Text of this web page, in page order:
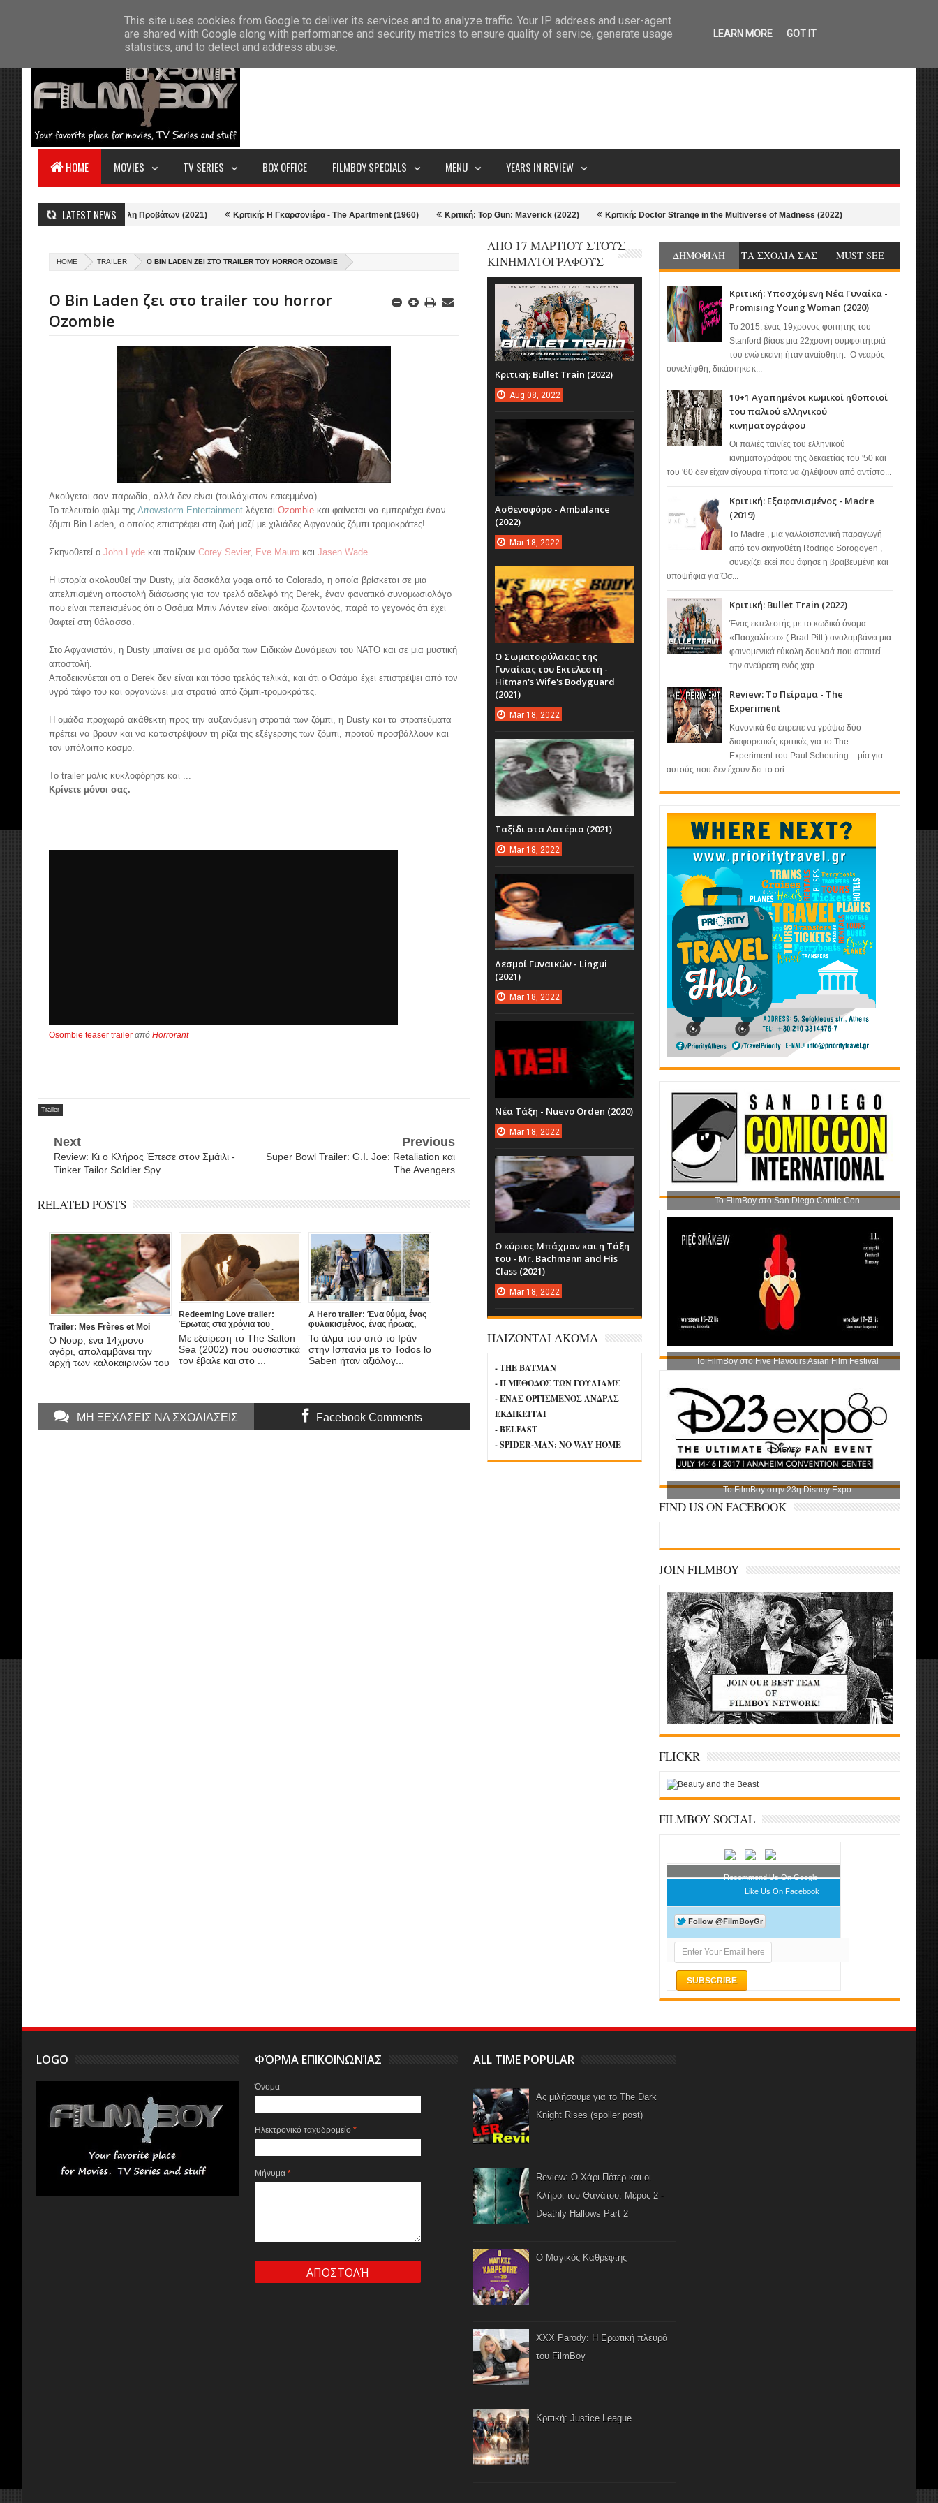
HOME ABOUT US CONTACT SITEMAP
HOME MOVIES TV SERIES BOX OFFICE FILMBOY SPECIALS MENU YEARS IN REVIEW
LATEST NEWS
Κριτική: Αγέλη Προβάτων (2021) Κριτική: Η Γκαρσονιέρα - The Apartment (1960) Κριτική: Top Gun: Maverick (2022) Κριτική: Doctor Strange in the Multiverse of Madness (2022) Κριτική: Ο Άνθρωπος
HOME TRAILER Ο BIN LADEN ΖΕΙ ΣΤΟ TRAILER ΤΟΥ HORROR OZOMBIE
Ο Bin Laden ζει στο trailer του horror
Ozombie
Ακούγεται σαν παρωδία, αλλά δεν είναι (τουλάχιστον εσκεμμένα).
Το τελευταίο φιλμ της Arrowstorm Entertainment λέγεται Ozombie και φαίνεται να εμπεριέχει έναν
ζόμπι Bin Laden, ο οποίος επιστρέφει στη ζωή μαζί με χιλιάδες Αφγανούς ζόμπι τρομοκράτες!
Σκηνοθετεί ο John Lyde και παίζουν Corey Sevier, Eve Mauro και Jasen Wade.
Η ιστορία ακολουθεί την Dusty, μία δασκάλα yoga από το Colorado, η οποία βρίσκεται σε μια
απελπισμένη αποστολή διάσωσης για τον τρελό αδελφό της Derek, έναν φανατικό συνομωσιολόγο
που είναι πεπεισμένος ότι ο Οσάμα Μπιν Λάντεν είναι ακόμα ζωντανός, παρά το γεγονός ότι έχει
θαφτεί στη θάλασσα.
Στο Αφγανιστάν, η Dusty μπαίνει σε μια ομάδα των Ειδικών Δυνάμεων του ΝΑΤΟ και σε μια μυστική
αποστολή.
Αποδεικνύεται οτι ο Derek δεν είναι και τόσο τρελός τελικά, και ότι ο Οσάμα έχει επιστρέψει από τον
υγρό τάφο του και οργανώνει μια στρατιά από ζόμπι-τρομοκράτες.
Η ομάδα προχωρά ακάθεκτη προς την αυξανόμενη στρατιά των ζόμπι, η Dusty και τα στρατεύματα
πρέπει να βρουν και να καταστρέψουν τη ρίζα της εξέγερσης των ζόμπι, προτού προσβάλλουν και
τον υπόλοιπο κόσμο.
Το trailer μόλις κυκλοφόρησε και ...
Κρίνετε μόνοι σας.
Osombie teaser trailer από Horrorant
Trailer
Next
Review: Κι ο Κλήρος Έπεσε στον Σμάιλι -
Tinker Tailor Soldier Spy
Previous
Super Bowl Trailer: G.I. Joe: Retaliation και
The Avengers
RELATED POSTS
Trailer: Mes Frères et Moi
Ο Νουρ, ένα 14χρονο
αγόρι, απολαμβάνει την
αρχή των καλοκαιρινών του
Redeeming Love trailer:
Έρωτας στα χρόνια του
Χρυσού Πυρετού, στη νέα
ταινία του DJ Caruso
Με εξαίρεση το The Salton
Sea (2002) που ουσιαστικά
τον έβαλε και στο ...
A Hero trailer: Ένα θύμα, ένας
φυλακισμένος, ένας ήρωας,
ένας πατέρας. Έρχεται στο
Amazon η νέα ταινία του
Asghar Farhadi!
Το άλμα του από το Ιράν
στην Ισπανία με το Todos lo
Saben ήταν αξιόλογ...
ΜΗ ΞΕΧΑΣΕΙΣ ΝΑ ΣΧΟΛΙΑΣΕΙΣ Facebook Comments
ΔΗΜΟΦΙΛΗ ΤΑ ΣΧΟΛΙΑ ΣΑΣ MUST SEE
Κριτική: Υποσχόμενη Νέα Γυναίκα -
Promising Young Woman (2020)
Το 2015, ένας 19χρονος φοιτητής του
Stanford βίασε μια 22χρονη συμφοιτήτριά
του ενώ εκείνη ήταν αναίσθητη. Ο νεαρός
συνελήφθη, δικάστηκε κ...
10+1 Αγαπημένοι κωμικοί ηθοποιοί
του παλιού ελληνικού
κινηματογράφου
Οι παλιές ταινίες του ελληνικού
κινηματογράφου της δεκαετίας του '50 και
του '60 δεν είχαν σίγουρα τίποτα να ζηλέψουν από αντίστο...
Κριτική: Εξαφανισμένος - Madre
(2019)
Το Madre , μια γαλλοϊσπανική παραγωγή
από τον σκηνοθέτη Rodrigo Sorogoyen ,
συνεχίζει εκεί που άφησε η βραβευμένη και
υποψήφια για Όσ...
Κριτική: Bullet Train (2022)
Ένας εκτελεστής με το κωδικό όνομα…
«Πασχαλίτσα» ( Brad Pitt ) αναλαμβάνει μια
φαινομενικά εύκολη δουλειά που απαιτεί
την ανεύρεση ενός χαρ...
Review: Το Πείραμα - The
Experiment
Κανονικά θα έπρεπε να γράψω δύο
διαφορετικές κριτικές για το The
Experiment του Paul Scheuring – μία για
αυτούς που δεν έχουν δει το ori...
Το FilmBoy στο San Diego Comic-Con
Το FilmBoy στο Five Flavours Asian Film Festival
Το FilmBoy στην 23η Disney Expo
FIND US ON FACEBOOK
JOIN FILMBOY
FLICKR
FILMBOY SOCIAL
Recommend Us On Google
Like Us On Facebook
ΑΠΟ 17 ΜΑΡΤΙΟΥ ΣΤΟΥΣ
ΚΙΝΗΜΑΤΟΓΡΑΦΟΥΣ
Κριτική: Bullet Train (2022)
Aug 08, 2022
Ασθενοφόρο - Ambulance
(2022)
Mar 18, 2022
Ο Σωματοφύλακας της
Γυναίκας του Εκτελεστή -
Hitman's Wife's Bodyguard
(2021)
Mar 18, 2022
Ταξίδι στα Αστέρια (2021)
Mar 18, 2022
Δεσμοί Γυναικών - Lingui
(2021)
Mar 18, 2022
Νέα Τάξη - Nuevo Orden (2020)
Mar 18, 2022
Ο κύριος Μπάχμαν και η Τάξη
του - Mr. Bachmann and His
Class (2021)
Mar 18, 2022
ΠΑΙΖΟΝΤΑΙ ΑΚΟΜΑ
- THE BATMAN
- Η ΜΕΘΟΔΟΣ ΤΩΝ ΓΟΥΛΙΑΜΣ
- ΕΝΑΣ ΟΡΓΙΣΜΕΝΟΣ ΑΝΔΡΑΣ
ΕΚΔΙΚΕΙΤΑΙ
- BELFAST
- SPIDER-MAN: NO WAY HOME
LOGO ΦΌΡΜΑ ΕΠΙΚΟΙΝΩΝΊΑΣ
Όνομα
Ηλεκτρονικό ταχυδρομείο*
Μήνυμα*
ALL TIME POPULAR
Ας μιλήσουμε για το The Dark
Knight Rises (spoiler post)
Review: Ο Χάρι Πότερ και οι
Κλήροι του Θανάτου: Μέρος 2 -
Deathly Hallows Part 2
Ο Μαγικός Καθρέφτης
XXX Parody: Η Ερωτική πλευρά
του FilmBoy
Κριτική: Justice League
This site uses cookies from Google to deliver its services and to analyze traffic. Your IP address and user-agent
are shared with Google along with performance and security metrics to ensure quality of service, generate usage
statistics, and to detect and address abuse.
LEARN MORE GOT IT